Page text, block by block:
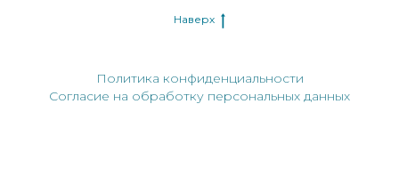
Наверх
Политика конфиденциальности
Согласие на обработку персональных данных